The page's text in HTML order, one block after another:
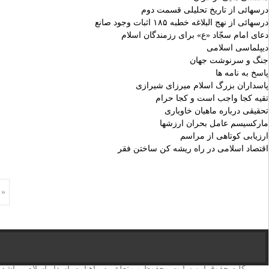
درسهائی از تاریخ تحلیلی قسمت دوم
درسهائی از نهج البلاغه خطبه ۱۸۵ اثبات وجود صانع
دعای امام سجّاد «ع» برای رزمندگان اسلام
دیپلماسی اسلامی
جنگ و سرنوشت جهان
پاسخ به نامه ها
پاسداران بزرگ اسلام میرزای شیرازی
تقیه کجا واجب است و کجا حرام
تحقیقی درباره ماهیان خاویاری
مارکسیسم عامل بحران ارزشها
ارزیابی کوتاهی از مراسم
اقتصاد اسلامی در راه ریشه کن ساختن فقر
navigation
بعدی »